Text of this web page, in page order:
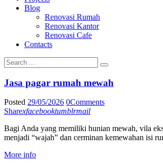
Blog
Renovasi Rumah
Renovasi Kantor
Renovasi Cafe
Contacts
Jasa pagar rumah mewah
Posted 29/05/2026 0Comments
Sharexfacebooktumblrmail
Bagi Anda yang memiliki hunian mewah, vila
menjadi “wajah” dan cerminan kemewahan isi
More info